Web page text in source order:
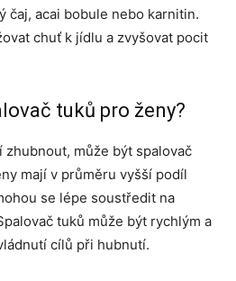
čaj, acai bobule nebo karnitin.
chuť k jídlu a zvyšovat pocit
tuků pro ženy?
zhubnout, může být spalovač
mají v průměru vyšší podíl
se lépe soustředit na
tuků může být rychlým a
cílů při hubnutí.